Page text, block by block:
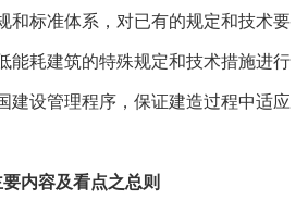
和标准体系，对已有的规定和技术要
能耗建筑的特殊规定和技术措施进行
建设管理程序，保证建造过程中适应
要内容及看点之总则